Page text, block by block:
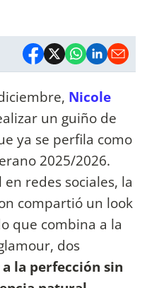
Nicole
un guiño de
ya se perfila como
2025/2026.
redes sociales, la
compartió un look
que combina a la
dos
la perfección sin